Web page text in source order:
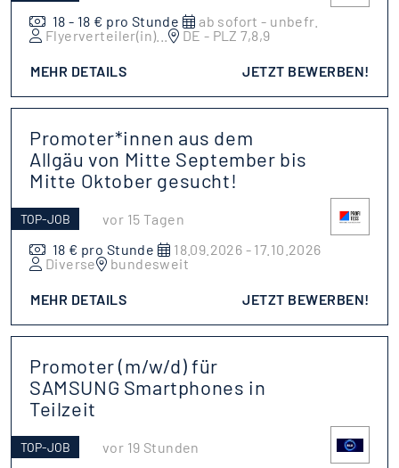
18 - 18 € pro Stunde
ab sofort - unbefr.
Flyerverteiler(in)
DE - PLZ 7,8,9
MEHR DETAILS JETZT BEWERBEN!
Promoter*innen aus dem
Allgäu von Mitte September bis
Mitte Oktober gesucht!
TOP-JOB
vor 15 Tagen
18 € pro Stunde
18.09.2026 - 17.10.2026
Diverse
bundesweit
MEHR DETAILS JETZT BEWERBEN!
Promoter (m/w/d) für
SAMSUNG Smartphones in
Teilzeit
TOP-JOB
vor 19 Stunden